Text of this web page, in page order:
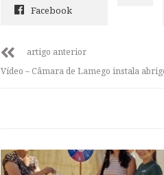
Facebook
artigo anterior
Vídeo – Câmara de Lamego instala